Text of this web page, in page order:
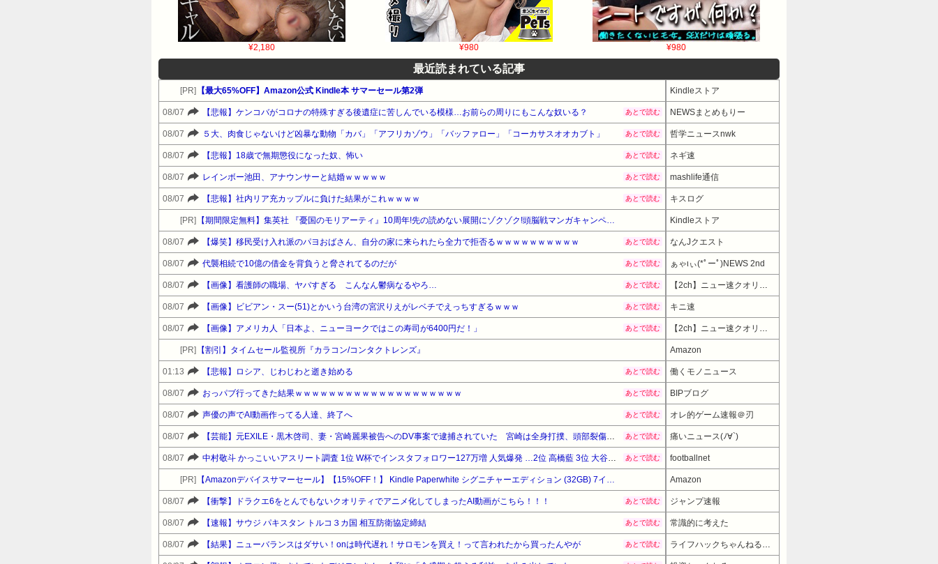
¥2,180 ¥980 ¥980
最近読まれている記事
[PR] 【最大65%OFF】Amazon公式 Kindle本 サマーセール第2弾 Kindleストア
08/07 【悲報】ケンコバがコロナの特殊すぎる後遺症に苦しんでいる模様…お前らの周りにもこんな奴いる？ あとで読む NEWSまとめもりー
08/07 ５大、肉食じゃないけど凶暴な動物「カバ」「アフリカゾウ」「バッファロー」「コーカサスオオカブト」 あとで読む 哲学ニュースnwk
08/07 【悲報】18歳で無期懲役になった奴、怖い あとで読む ネギ速
08/07 レインボー池田、アナウンサーと結婚ｗｗｗｗｗ あとで読む mashlife通信
08/07 【悲報】社内リア充カップルに負けた結果がこれｗｗｗｗ あとで読む キスログ
[PR] Kindleストア
08/07 【爆笑】移民受け入れ派のパヨおばさん、自分の家に来られたら全力で拒否るｗｗｗｗｗｗｗｗｗｗ あとで読む なんJクエスト
08/07 代襲相続で10億の借金を背負うと脅されてるのだが あとで読む ぁゃιぃ(*ﾟーﾟ)NEWS 2nd
08/07 【画像】看護師の職場、ヤバすぎる こんなん鬱病なるやろ… あとで読む
08/07 【画像】ビビアン・スー(51)とかいう台湾の宮沢りえがレベチでえっちすぎるｗｗｗ あとで読む キニ速
08/07 【画像】アメリカ人「日本よ、ニューヨークではこの寿司が6400円だ！」 あとで読む
[PR] 【割引】タイムセール監視所『カラコン/コンタクトレンズ』 Amazon
01:13 【悲報】ロシア、じわじわと逝き始める あとで読む 働くモノニュース
08/07 おっパブ行ってきた結果ｗｗｗｗｗｗｗｗｗｗｗｗｗｗｗｗｗｗｗｗ あとで読む BIPブログ
08/07 声優の声でAI動画作ってる人達、終了へ あとで読む オレ的ゲーム速報＠刃
08/07 あとで読む 痛いニュース(ﾉ∀`)
08/07 あとで読む footballnet
[PR] Amazon
08/07 【衝撃】ドラクエ6をとんでもないクオリティでアニメ化してしまったAI動画がこちら！！！ あとで読む ジャンプ速報
08/07 【速報】サウジ パキスタン トルコ３カ国 相互防衛協定締結 あとで読む 常識的に考えた
08/07 【結果】ニューバランスはダサい！onは時代遅れ！サロモンを買え！って言われたから買ったんやが あとで読む